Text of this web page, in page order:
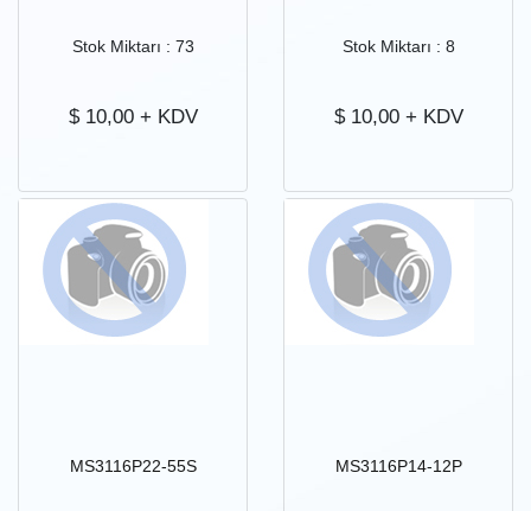
Stok Miktarı : 73
$ 10,00+ KDV
Stok Miktarı : 8
$ 10,00+ KDV
MS3116P22-55S MS3116P14-12P